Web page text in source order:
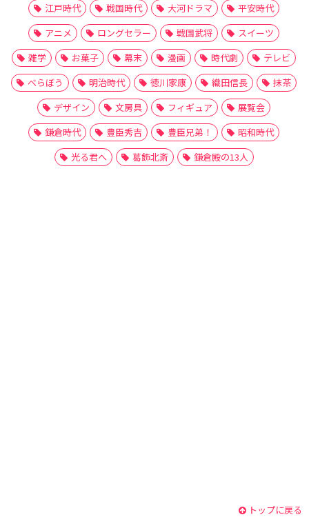
江戸時代 戦国時代 大河ドラマ
平安時代
アニメ
ロングセラー 戦国武将
スイーツ
雑学
お菓子 幕末 漫画 時代劇
テレビ
べらぼう
明治時代 徳川家康 織田信長
抹茶
デザイン
文房具 フィギュア
展覧会
鎌倉時代
豊臣秀吉 豊臣兄弟！
昭和時代
光る君へ
葛飾北斎 鎌倉殿の13人
トップに戻る